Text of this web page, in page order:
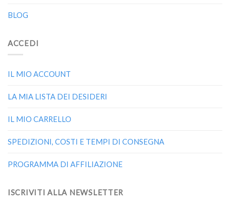
BLOG
ACCEDI
IL MIO ACCOUNT
LA MIA LISTA DEI DESIDERI
IL MIO CARRELLO
SPEDIZIONI, COSTI E TEMPI DI CONSEGNA
PROGRAMMA DI AFFILIAZIONE
ISCRIVITI ALLA NEWSLETTER